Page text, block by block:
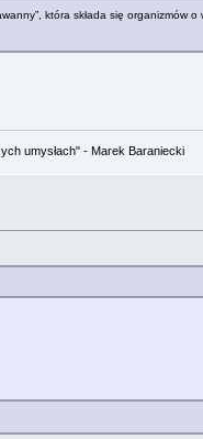
która składa się organizmów
umysłach" - Marek Baraniecki